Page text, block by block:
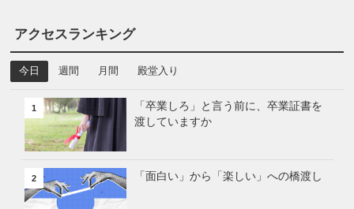
アクセスランキング
今日 週間 月間 殿堂入り
1
「卒業しろ」と言う前に、卒業証書を
渡していますか
2 「面白い」から「楽しい」への橋渡し